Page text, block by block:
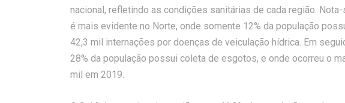
nacional, refletindo as condições sanitárias de cada região.
é mais evidente no Norte, onde somente 12% da população
42,3 mil internações por doenças de veiculação hídrica. Em
28% da população possui coleta de esgotos, e onde ocorreu o
mil em 2019.